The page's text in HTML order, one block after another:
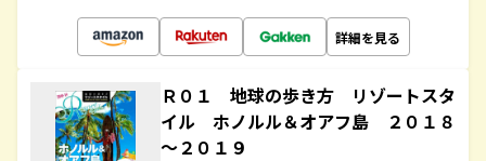
詳細を見る
Ｒ０１ 地球の歩き方 リゾートスタ
イル ホノルル＆オアフ島 ２０１８
～２０１９